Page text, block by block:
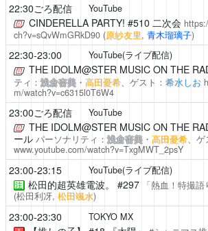
22:30ごろ配信 YouTube
CINDERELLA PARTY! #510 二次会
ch?v=sQvWmGRkD90 (原紗友里, 青木瑠璃子)
22:30-23:00 YouTube(ライブ配信)
THE IDOLM@STER MUSIC ON THE
ティ：浅倉杏美・ 高田憂希、ゲスト： 希水しお
m/watch?v=c6315l0T6W4
23:00ごろ配信 YouTube
THE IDOLM@STER MUSIC ON THE
ール パーソナリティ：浅倉杏美・ 高田憂希、ゲ
www.youtube.com/watch?v=TxgMWT_2psY
23:00-23:15 YouTube(ライブ配信)
注 松田的超英雄電波。 #297
「熱血！特撮
(松田利冴, 松田颯水)
23:00-23:30 TOKYO MX